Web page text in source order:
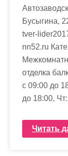
Бусыгина,
tver-
nn52.ru
отделка
с 09:00 до
до 18:00,
Читать